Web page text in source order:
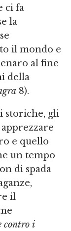
ci fa
la
il mondo e
al fine
della
8).
storiche, gli
e quello
un tempo
di spada
il
contro i